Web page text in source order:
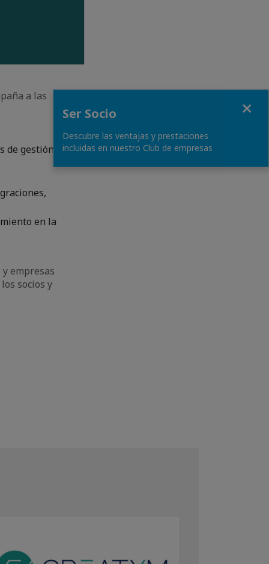
a las
gestión,
en la
empresas
socios y
Ser Socio
Descubre las ventajas y prestaciones
incluidas en nuestro Club de empresas